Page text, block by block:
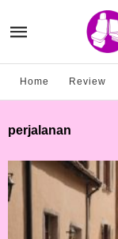
Home Review
perjalanan